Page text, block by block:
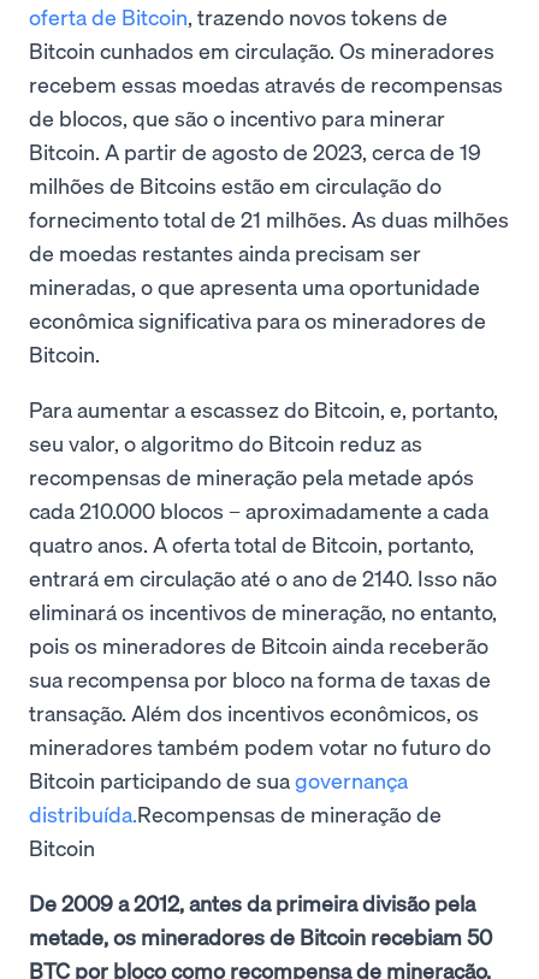
oferta de Bitcoin, trazendo novos tokens de
Bitcoin cunhados em circulação. Os mineradores
recebem essas moedas através de recompensas
de blocos, que são o incentivo para minerar
Bitcoin. A partir de agosto de 2023, cerca de 19
milhões de Bitcoins estão em circulação do
fornecimento total de 21 milhões. As duas milhões
de moedas restantes ainda precisam ser
mineradas, o que apresenta uma oportunidade
econômica significativa para os mineradores de
Bitcoin.
Para aumentar a escassez do Bitcoin, e, portanto,
seu valor, o algoritmo do Bitcoin reduz as
recompensas de mineração pela metade após
cada 210.000 blocos – aproximadamente a cada
quatro anos. A oferta total de Bitcoin, portanto,
entrará em circulação até o ano de 2140. Isso não
eliminará os incentivos de mineração, no entanto,
pois os mineradores de Bitcoin ainda receberão
sua recompensa por bloco na forma de taxas de
transação. Além dos incentivos econômicos, os
mineradores também podem votar no futuro do
Bitcoin participando de suagovernança
distribuída.Recompensas de mineração de
Bitcoin
De 2009 a 2012, antes da primeira divisão pela
metade, os mineradores de Bitcoin recebiam 50
BTC por bloco como recompensa de mineração.